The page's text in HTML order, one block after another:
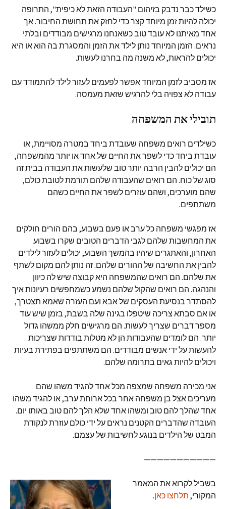
כשילד כבר נדבק בזיהום "העבודה הזאת לא כיפית", התרופה
יכולה להיות זמן מיוחד קצר כדי לחזק את תחושת החיבור. אך
אחד מאיתנו לא עובד טוב כשאנחנו מרגישים מבודדים ובלתי
נראים. הזמן המיוחד נותן לילד את הזמן והמסגרת בה הוא או היא
יכולים להראות, לא משנה מה בחרנו לעשות.
אז מסביב לזמן המיוחד אפשר לפעמים לעזור לילד להתמודד עם
עבודה לא צפויה בלי להרגיש שזאת מעמסה.
תובילי את המשפחה
כשילדים רואים משפחה שעובדת ביחד במטרה מסויימת, או
עובדת ביחד כדי לשפר את החיים של אחד או יותר מהמשפחה,
הם יכולים להבין הרבה יותר טוב שלעשות את העבודה בבית זה
סוג של כוח. הם רואים שהעבודה שלהם תורמת לטובת כולם,
שהם מוערכים, ושהם עוזרים לשפר את החיים כשהם
משתתפים.
אז מפגשי משפחה כל ערב או פעם בשבוע, בהם הורים חולקים
את המחשבות שלהם לגבי הדברים הטובים שקרו בשבוע
האחרון, והאתגרים שיהיו בהמשך השבוע, יכולים לעזור לילדים
להבין את החשיבה של ההורים שלהם. זה נותן להם מקום לשתף
את שלהם. הם רואים שהמשפחה היא קבוצה שיש לה כיוון
והנהגה. הם רואים שהקול שלהם נשמע כשמחפשים רעיונות איך
להסתדר בנסיעת העסקים של אבא ועם העזרה שאמא תצטרך,
או אם סבתא צריכה שיטפלו בגינה שלה בשבת, בזמן שיש עוד
מספר דברים שצריך לעשות. הם מרגישים חלק ממשהו גדול
יותר. הם לומדים שהעבודות הן לא מטלות בודדות שצריכות
להעשות על ידי אנשים מבודדים. הם משתתפים בפתירת בעיות
ויכולים להיות גאים בתרומה שלהם.
אני מכירה משפחה שמצפה מכל אחד להגיד משהו שהם
מעריכים אצל בן משפחה אחר בכל ארוחת ערב, או להגיד משהו
אחד שהלך להם טוב ומשהו אחד שלא הלך להם טוב באותו יום.
העובדה שהדברים הקטנים נראים על ידי כולם עוזרת לנקודת
המבט של הילדים בנוגע לחשיבות של עצמם.
———————————
בשביל לקרוא את המאמר
המקורי, תלחצו כאן.